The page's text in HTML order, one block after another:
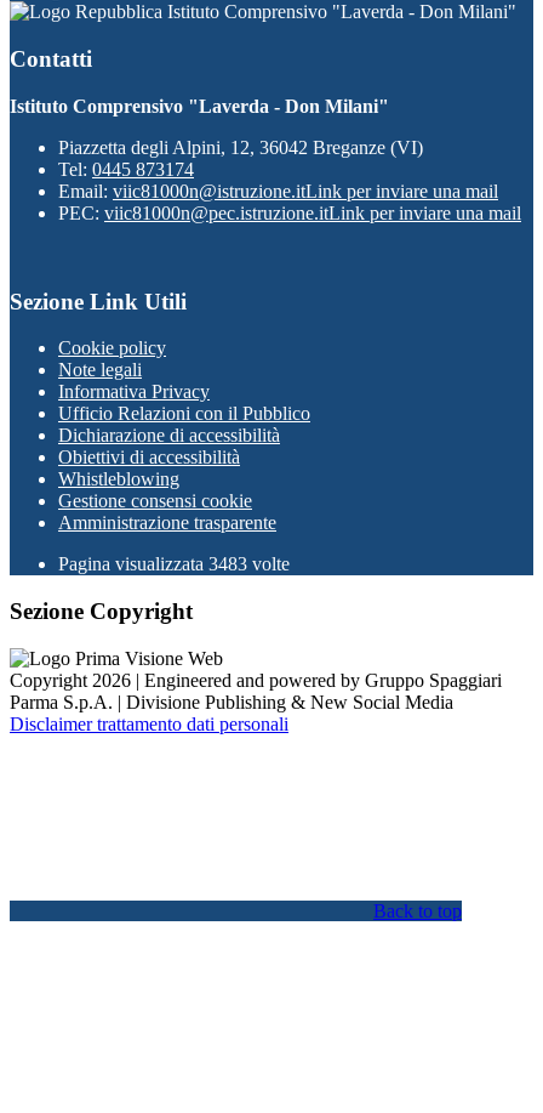
Istituto Comprensivo "Laverda - Don Milani"
Contatti
Istituto Comprensivo "Laverda - Don Milani"
Piazzetta degli Alpini, 12, 36042 Breganze (VI)
Tel: 0445 873174
Email: viic81000n@istruzione.itLink per inviare una mail
PEC: viic81000n@pec.istruzione.itLink per inviare una mail
Sezione Link Utili
Cookie policy
Note legali
Informativa Privacy
Ufficio Relazioni con il Pubblico
Dichiarazione di accessibilità
Obiettivi di accessibilità
Whistleblowing
Gestione consensi cookie
Amministrazione trasparente
Pagina visualizzata 3483 volte
Sezione Copyright
Copyright 2026 | Engineered and powered by Gruppo Spaggiari
Parma S.p.A. | Divisione Publishing & New Social Media
Disclaimer trattamento dati personali
Back to top